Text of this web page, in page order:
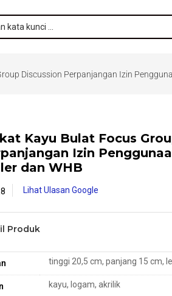
Discussion Perpanjangan Izin
Kayu Bulat Focus
Izin
dan WHB
Lihat Ulasan Google
Produk
tinggi 20,5 cm, panjang 15 cm,
kayu, logam, akrilik